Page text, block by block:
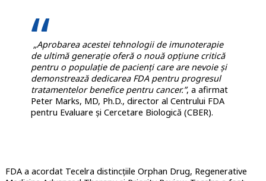
„Aprobarea acestei tehnologii de imunoterapie
de ultimă generație oferă o nouă opțiune critică
pentru o populație de pacienți care are nevoie și
demonstrează dedicarea FDA pentru progresul
tratamentelor benefice pentru cancer.”, a afirmat
Peter Marks, MD, Ph.D., director al Centrului FDA
pentru Evaluare și Cercetare Biologică (CBER).
FDA a acordat Tecelra distincţiile Orphan Drug, Regenerative